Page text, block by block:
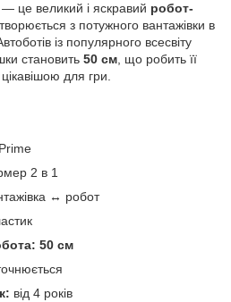
— це великий і яскравий робот-
з потужного вантажівки в
із популярного всесвіту
становить 50 см, що робить її
для гри.
2 в 1
↔ робот
50 см
від 4 років